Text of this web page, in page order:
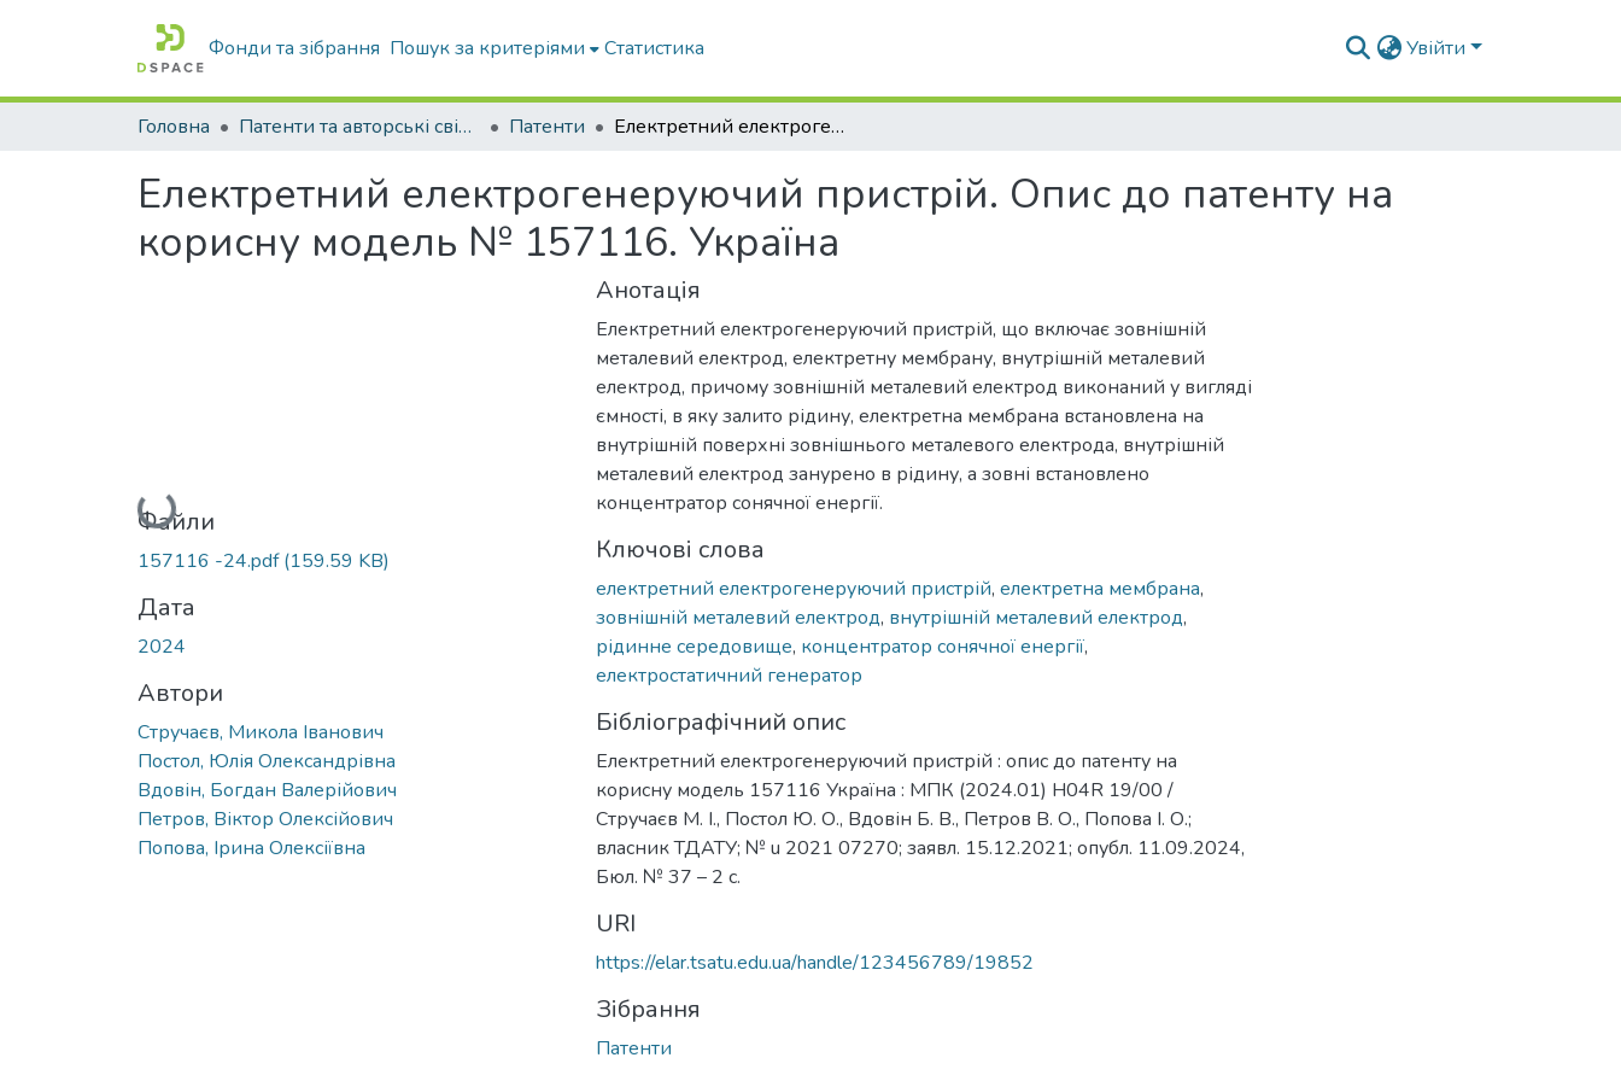
Фонди та зібрання Пошук за критеріями Статистика Увійти
Головна Патенти та авторські свідоцтва Патенти Електретний електрогенеруючий пристрій. Опис до патенту на корисну модель № 157116. Україна
Електретний електрогенеруючий пристрій. Опис до патенту на
корисну модель № 157116. Україна
Вантажиться...
Файли
157116 -24.pdf(159.59 KB)
Дата
2024
Автори
Стручаєв, Микола Іванович
Постол, Юлія Олександрівна
Вдовін, Богдан Валерійович
Петров, Віктор Олексійович
Попова, Ірина Олексіївна
Анотація
Електретний електрогенеруючий пристрій, що включає зовнішній
металевий електрод, електретну мембрану, внутрішній металевий
електрод, причому зовнішній металевий електрод виконаний у вигляді
ємності, в яку залито рідину, електретна мембрана встановлена на
внутрішній поверхні зовнішнього металевого електрода, внутрішній
металевий електрод занурено в рідину, а зовні встановлено
концентратор сонячної енергії.
Ключові слова
електретний електрогенеруючий пристрій, електретна мембрана,
зовнішній металевий електрод, внутрішній металевий електрод,
рідинне середовище, концентратор сонячної енергії,
електростатичний генератор
Бібліографічний опис
Електретний електрогенеруючий пристрій : опис до патенту на
корисну модель 157116 Україна : МПК (2024.01) H04R 19/00 /
Стручаєв М. І., Постол Ю. О., Вдовін Б. В., Петров В. О., Попова І. О.;
власник ТДАТУ; № u 2021 07270; заявл. 15.12.2021; опубл. 11.09.2024,
Бюл. № 37 – 2 с.
URI
https://elar.tsatu.edu.ua/handle/123456789/19852
Зібрання
Патенти